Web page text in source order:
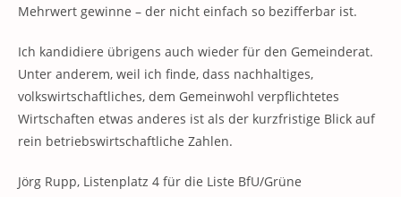
Mehrwert gewinne – der nicht einfach so bezifferbar ist.
Ich kandidiere übrigens auch wieder für den Gemeinderat.
Unter anderem, weil ich finde, dass nachhaltiges,
volkswirtschaftliches, dem Gemeinwohl verpflichtetes
Wirtschaften etwas anderes ist als der kurzfristige Blick auf
rein betriebswirtschaftliche Zahlen.
Jörg Rupp, Listenplatz 4 für die Liste BfU/Grüne